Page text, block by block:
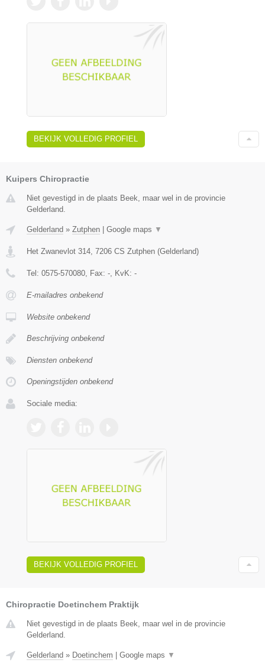
BEKIJK VOLLEDIG PROFIEL
Kuipers Chiropractie
Niet gevestigd in de plaats Beek, maar wel in de provincie
Gelderland.
Gelderland » Zutphen | Google maps ▼
Het Zwanevlot 314 7206 CS Zutphen (Gelderland)
Tel: 0575-570080 , Fax: - , KvK: -
E-mailadres onbekend
Website onbekend
Beschrijving onbekend
Diensten onbekend
Openingstijden onbekend
Sociale media:
BEKIJK VOLLEDIG PROFIEL
Chiropractie Doetinchem Praktijk
Niet gevestigd in de plaats Beek, maar wel in de provincie
Gelderland.
Gelderland » Doetinchem Google maps ▼